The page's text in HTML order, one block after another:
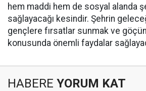
hem maddi hem de sosyal alanda
sağlayacağı kesindir. Şehrin
gençlere fırsatlar sunmak ve
konusunda önemli faydalar
HABERE YORUM KAT